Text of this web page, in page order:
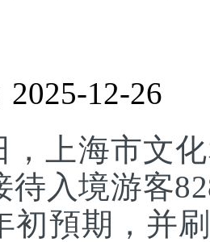
12-26
，上海市文
待入境游客
初預期，并